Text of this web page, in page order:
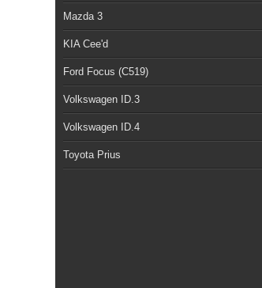
Mazda 3
KIA Cee'd
Ford Focus (C519)
Volkswagen ID.3
Volkswagen ID.4
Toyota Prius